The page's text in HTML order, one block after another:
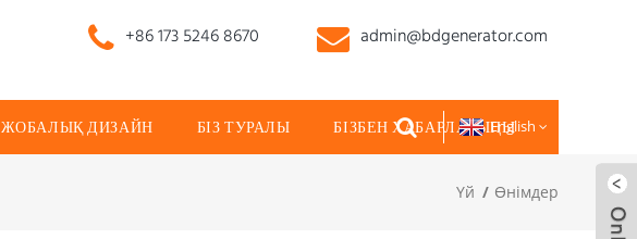
+86 173 5246 8670 admin@bdgenerator.com
ЖОБАЛЫҚ ДИЗАЙН БІЗ ТУРАЛЫ БІЗБЕН ХАБАРЛАСЫҢЫ
English
Үй Өнімдер